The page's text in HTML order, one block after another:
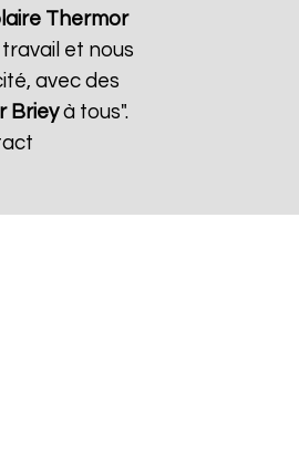
Thermor
et nous
avec des
Brieyà tous".